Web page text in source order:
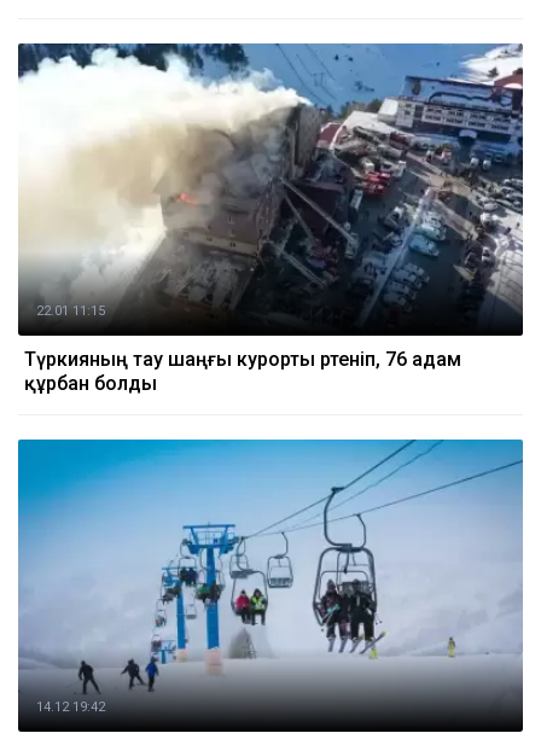
22.01 11:15
Түркияның тау шаңғы курорты өртеніп, 76 адам
құрбан болды
14.12 19:42